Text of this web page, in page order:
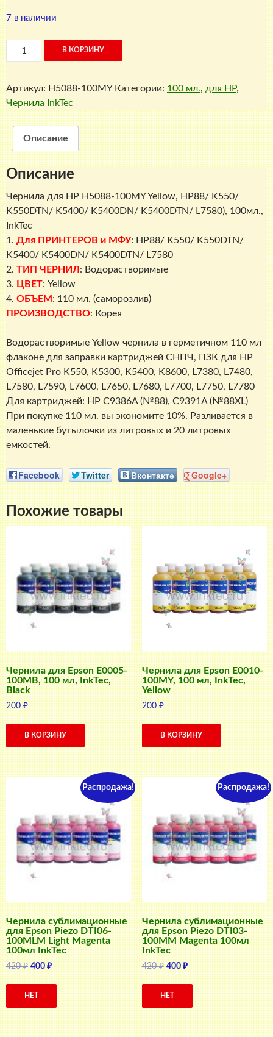
7 в наличии
Количество
товара
Чернила
для
HP
H5088-
100MY
(Yellow,
HP88/
K550/
K550DTN/
K5400/
K5400DN/
K5400DTN/
L7580),
100мл.,
InkTec
В КОРЗИНУ
Артикул: H5088-100MY Категории: 100 мл., для HP,
Чернила InkTec
Описание
Описание
Чернила для HP H5088-100MY Yellow, HP88/ K550/
K550DTN/ K5400/ K5400DN/ K5400DTN/ L7580), 100мл.,
InkTec
1. Для ПРИНТЕРОВ и МФУ: HP88/ K550/ K550DTN/
K5400/ K5400DN/ K5400DTN/ L7580
2. ТИП ЧЕРНИЛ : Водорастворимые
3. ЦВЕТ: Yellow
4. ОБЪЕМ : 110 мл. (саморозлив)
ПРОИЗВОДСТВО: Корея
Водорастворимые Yellow чернила в герметичном 110 мл
флаконе для заправки картриджей СНПЧ, ПЗК для HP
Officejet Pro K550, K5300, K5400, K8600, L7380, L7480,
L7580, L7590, L7600, L7650, L7680, L7700, L7750, L7780
Для картриджей: HP C9386A (№88), C9391A (№88XL)
При покупке 110 мл. вы экономите 10%. Разливается в
маленькие бутылочки из литровых и 20 литровых
емкостей.
Facebook Twitter Вконтакте Google+
Похожие товары
Чернила для Epson E0005-
100MB, 100 мл, InkTec,
Black
200₽
В КОРЗИНУ
Чернила для Epson E0010-
100MY, 100 мл, InkTec,
Yellow
200₽
В КОРЗИНУ
Распродажа!
Чернила сублимационные
для Epson Piezo DTI06-
100MLM Light Magenta
100мл InkTec
420₽ Первоначальная
цена
составляла
400₽Текущая
цена:
400 ₽.
НЕТ
Распродажа!
Чернила сублимационные
для Epson Piezo DTI03-
100MM Magenta 100мл
InkTec
420₽ Первоначальная
цена
составляла
400₽Текущая
цена:
400 ₽.
НЕТ